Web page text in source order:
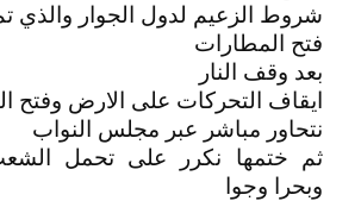
شروط الزعيم لدول الجوار والذي
فتح المطارات
بعد وقف النار
ايقاف التحركات على الارض وفتح
نتحاور مباشر عبر مجلس النواب
ثم ختمها نكرر على تحمل
وبحرا وجوا